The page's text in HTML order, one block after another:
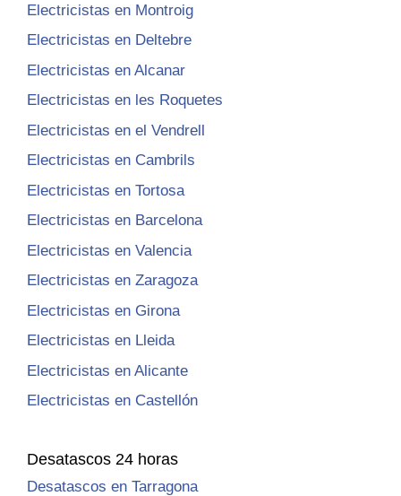
Electricistas en Montroig
Electricistas en Deltebre
Electricistas en Alcanar
Electricistas en les Roquetes
Electricistas en el Vendrell
Electricistas en Cambrils
Electricistas en Tortosa
Electricistas en Barcelona
Electricistas en Valencia
Electricistas en Zaragoza
Electricistas en Girona
Electricistas en Lleida
Electricistas en Alicante
Electricistas en Castellón
Desatascos 24 horas
Desatascos en Tarragona